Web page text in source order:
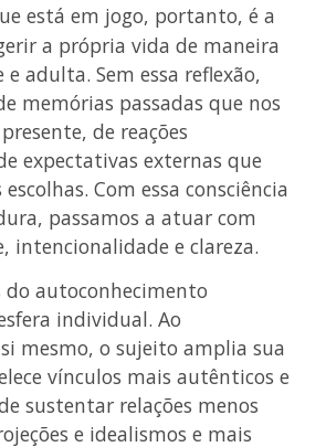
está em jogo, portanto, é a
a própria vida de maneira
adulta. Sem essa reflexão,
memórias passadas que nos
de reações
expectativas externas que
Com essa consciência
passamos a atuar com
intencionalidade e clareza.
do autoconhecimento
individual. Ao
mesmo, o sujeito amplia sua
vínculos mais autênticos e
sustentar relações menos
e idealismos e mais